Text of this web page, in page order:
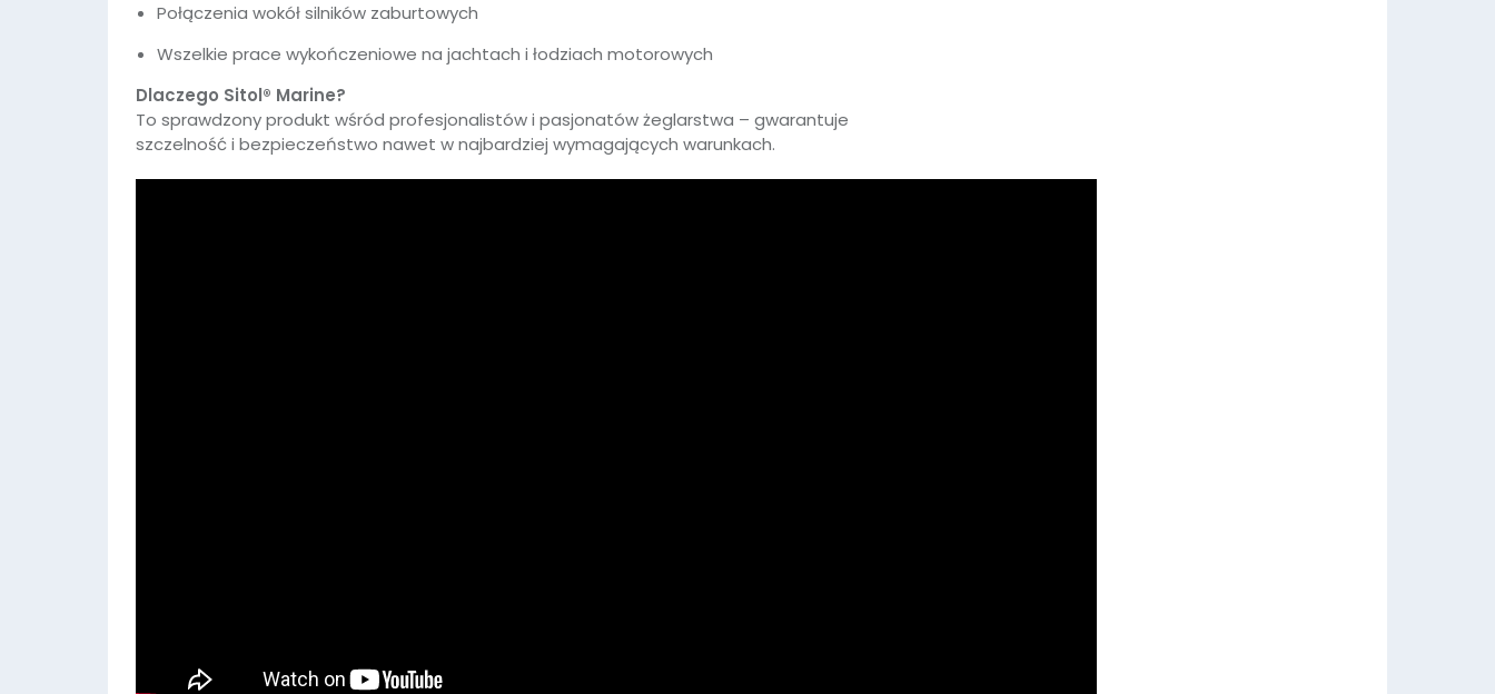
Połączenia wokół silników zaburtowych
Wszelkie prace wykończeniowe na jachtach i łodziach motorowych
Dlaczego Sitol® Marine?
To sprawdzony produkt wśród profesjonalistów i pasjonatów żeglarstwa – gwarantuje
szczelność i bezpieczeństwo nawet w najbardziej wymagających warunkach.